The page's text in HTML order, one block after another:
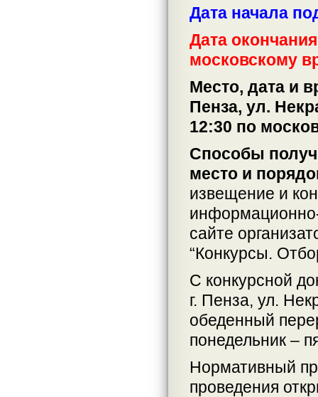
Дата начала
Дата
московскому
Место, дата и
Пенза, ул.
12:30 по
Способы
место и
извещение и
сайте
“Конкурсы.
С конкурсной
г. Пенза, ул.
обеденный
понедельник –
Нормативный
проведения